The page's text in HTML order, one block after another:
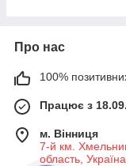
Про нас
100%
Працює з
м. Вінниця
7-й км.
область,